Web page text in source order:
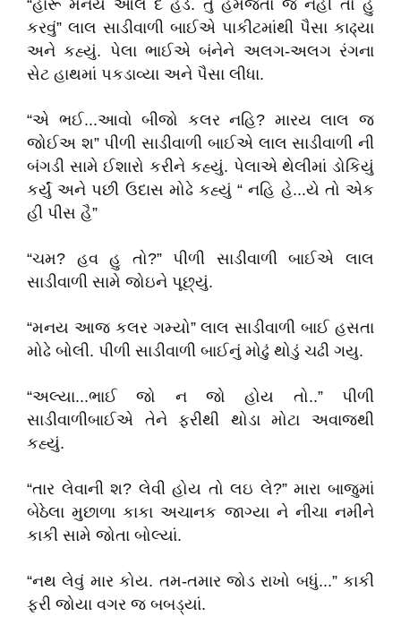
“હારૂ મનય આલ દે હેડ. તું હમજતો જ નહી તો હુ
કરવું” લાલ સાડીવાળી બાઈએ પાકીટમાંથી પૈસા કાઢ્યા
અને કહ્યું. પેલા ભાઈએ બંનેને અલગ-અલગ રંગના
સેટ હાથમાં પકડાવ્યા અને પૈસા લીધા.
“એ ભઈ...આવો બીજો કલર નહિ? મારય લાલ જ
જોઈઅ શ” પીળી સાડીવાળી બાઈએ લાલ સાડીવાળી ની
બંગડી સામે ઈશારો કરીને કહ્યું. પેલાએ થેલીમાં ડોકિયું
કર્યું અને પછી ઉદાસ મોઢે કહ્યું “ નહિ હે...યે તો એક
હી પીસ હૈ”
“ચમ? હવ હુ તો?” પીળી સાડીવાળી બાઈએ લાલ
સાડીવાળી સામે જોઇને પૂછ્યું.
“મનય આજ કલર ગમ્યો” લાલ સાડીવાળી બાઈ હસતા
મોઢે બોલી. પીળી સાડીવાળી બાઈનું મોઢું થોડું ચઢી ગયુ.
“અલ્યા...ભાઈ જો ન જો હોય તો..” પીળી
સાડીવાળીબાઈએ તેને ફરીથી થોડા મોટા અવાજથી
કહ્યું.
“તાર લેવાની શ? લેવી હોય તો લઇ લે?” મારા બાજુમાં
બેઠેલા મુછાળા કાકા અચાનક જાગ્યા ને નીચા નમીને
કાકી સામે જોતા બોલ્યાં.
“નથ લેવું માર કોય. તમ-તમાર જોડ રાખો બધું...” કાકી
ફરી જોયા વગર જ બબડ્યાં.